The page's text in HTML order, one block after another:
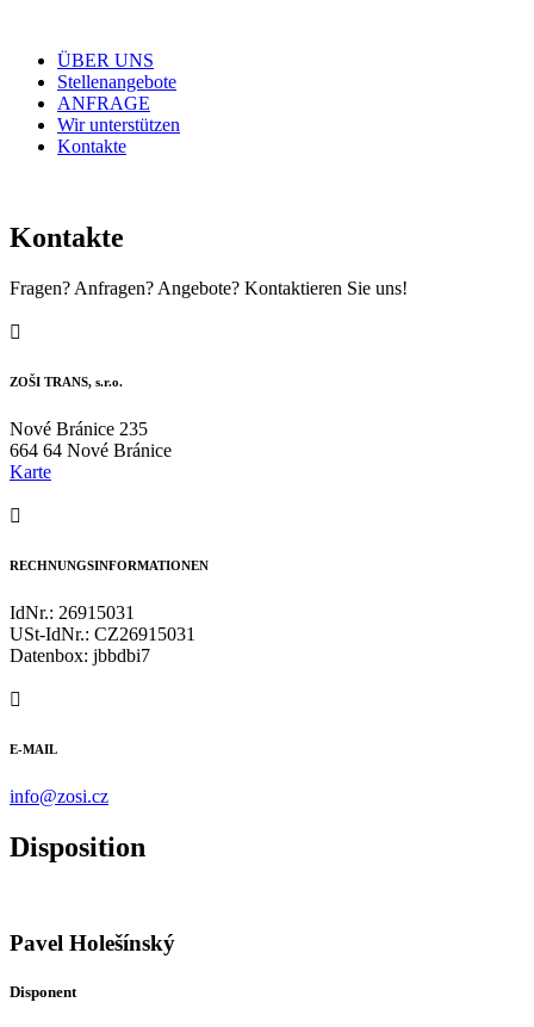
ÜBER UNS
Stellenangebote
ANFRAGE
Wir unterstützen
Kontakte
Kontakte
Fragen? Anfragen? Angebote? Kontaktieren Sie uns!

ZOŠI TRANS, s.r.o.
Nové Bránice 235
664 64 Nové Bránice
Karte

RECHNUNGSINFORMATIONEN
IdNr.: 26915031
USt-IdNr.: CZ26915031
Datenbox: jbbdbi7

E-MAIL
info@zosi.cz
Disposition
Pavel Holešínský
Disponent